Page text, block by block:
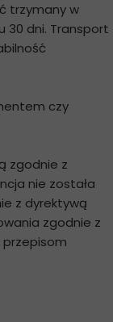
trzymany w
30 dni. Transport
czy
zgodnie z
nie została
z dyrektywą
zgodnie z
przepisom